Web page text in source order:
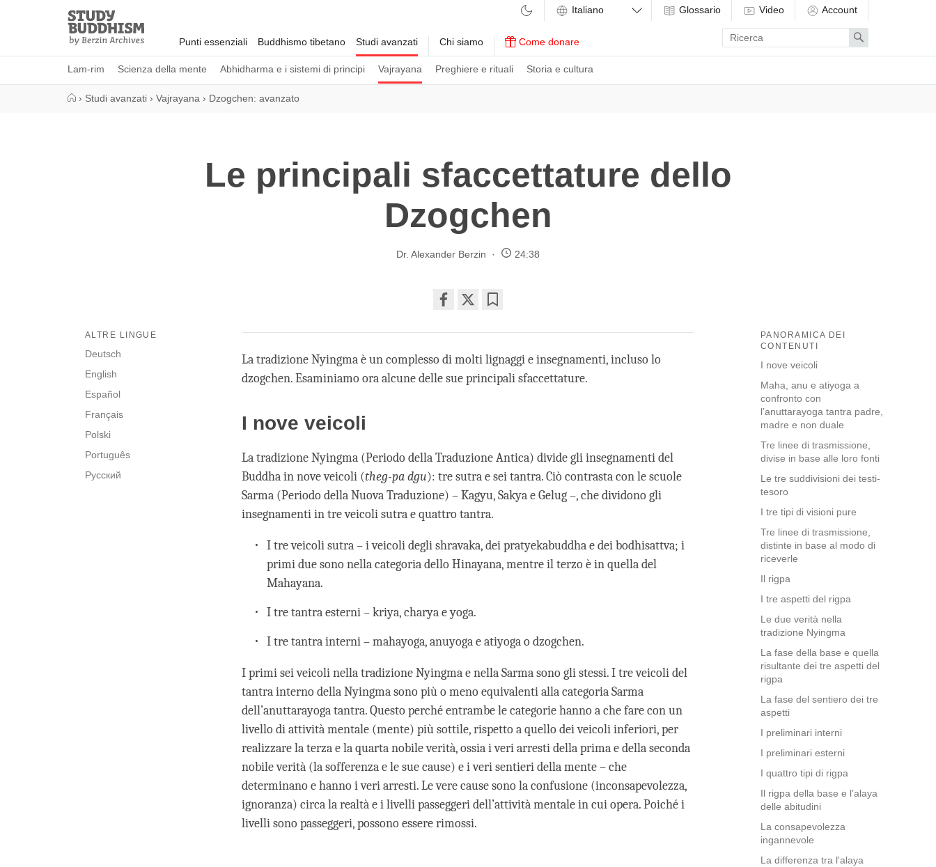
Study
Buddhism
Home
Punti essenziali Buddhismo tibetano Studi avanzati
Lam-rim Scienza della mente Abhidharma e i sistemi di principi Vajrayana Preghiere e rituali Storia e cultura
Chi siamo Come donare
Glossario Video Account
Enter
search
term
Search
› Studi avanzati › Vajrayana › Dzogchen: avanzato
Le principali sfaccettature dello
Dzogchen
Dr. Alexander Berzin 24:38
on
facebook
PANORAMICA DEI
CONTENUTI
I nove veicoli
Maha, anu e atiyoga a
confronto con
l’anuttarayoga tantra padre,
madre e non duale
Tre linee di trasmissione,
divise in base alle loro fonti
Le tre suddivisioni dei testi-
tesoro
I tre tipi di visioni pure
Tre linee di trasmissione,
distinte in base al modo di
riceverle
Il rigpa
I tre aspetti del rigpa
Le due verità nella
tradizione Nyingma
La fase della base e quella
risultante dei tre aspetti del
rigpa
La fase del sentiero dei tre
aspetti
I preliminari interni
I preliminari esterni
I quattro tipi di rigpa
Il rigpa della base e l’alaya
delle abitudini
La consapevolezza
ingannevole
La differenza tra l'alaya
ALTRE LINGUE
Deutsch
English
Español
Français
Polski
Português
Русский
La tradizione Nyingma è un complesso di molti lignaggi e insegnamenti, incluso lo
dzogchen. Esaminiamo ora alcune delle sue principali sfaccettature.
I nove veicoli
La tradizione Nyingma (Periodo della Traduzione Antica) divide gli insegnamenti del
Buddha in nove veicoli (theg-pa dgu): tre sutra e sei tantra. Ciò contrasta con le scuole
Sarma (Periodo della Nuova Traduzione) – Kagyu, Sakya e Gelug –, che dividono gli
insegnamenti in tre veicoli sutra e quattro tantra.
I tre veicoli sutra – i veicoli degli shravaka, dei pratyekabuddha e dei bodhisattva; i
primi due sono nella categoria dello Hinayana, mentre il terzo è in quella del
Mahayana.
I tre tantra esterni – kriya, charya e yoga.
I tre tantra interni – mahayoga, anuyoga e atiyoga o dzogchen.
I primi sei veicoli nella tradizione Nyingma e nella Sarma sono gli stessi. I tre veicoli del
tantra interno della Nyingma sono più o meno equivalenti alla categoria Sarma
dell’anuttarayoga tantra. Questo perché entrambe le categorie hanno a che fare con un
livello di attività mentale (mente) più sottile, rispetto a quello dei veicoli inferiori, per
realizzare la terza e la quarta nobile verità, ossia i veri arresti della prima e della seconda
nobile verità (la sofferenza e le sue cause) e i veri sentieri della mente – che
determinano e hanno i veri arresti. Le vere cause sono la confusione (inconsapevolezza,
ignoranza) circa la realtà e i livelli passeggeri dell’attività mentale in cui opera. Poiché i
livelli sono passeggeri, possono essere rimossi.